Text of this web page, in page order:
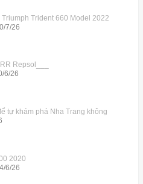
Trident 660 Model 2022
7/26
Repsol___
6/26
tự khám phá Nha Trang không
2020
6/26